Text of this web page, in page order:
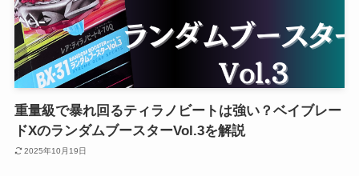
重量級で暴れ回るティラノビートは強い？ベイブレー
ドXのランダムブースターVol.3を解説
2025年10月19日